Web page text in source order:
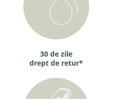
30 de zile
drept de retur*